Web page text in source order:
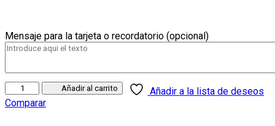
Mensaje para la tarjeta o recordatorio (opcional)
Ramo
Dafne
cantidad
Añadir al carrito
Añadir a la lista de deseos
Comparar